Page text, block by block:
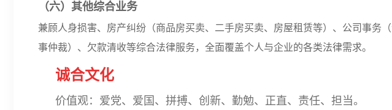
（六）其他综合业务
兼顾人身损害、房产纠纷（商品房买卖、二手房买卖、房屋租赁等）、公司事务
事仲裁）、欠款清收等综合法律服务，全面覆盖个人与企业的各类法律需求。
诚合文化
价值观：爱党、爱国、拼搏、创新、勤勉、正直、责任、担当。